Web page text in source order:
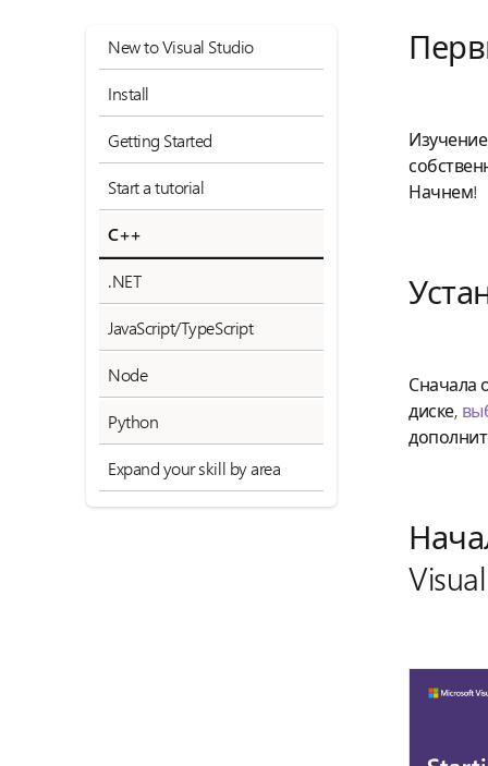
New to Visual Studio
Install
Getting Started
Start a tutorial
C++
.NET
JavaScript/TypeScript
Node
Python
Expand your skill by area
Начнем!
Сначала
диске,